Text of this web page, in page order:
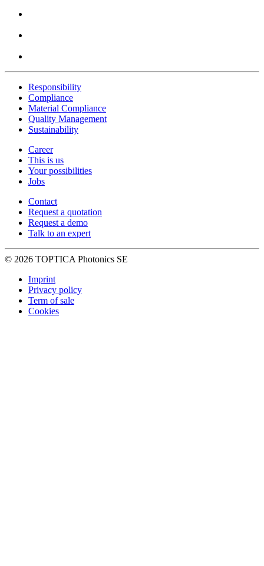
Responsibility
Compliance
Material Compliance
Quality Management
Sustainability
Career
This is us
Your possibilities
Jobs
Contact
Request a quotation
Request a demo
Talk to an expert
© 2026 TOPTICA Photonics SE
Imprint
Privacy policy
Term of sale
Cookies